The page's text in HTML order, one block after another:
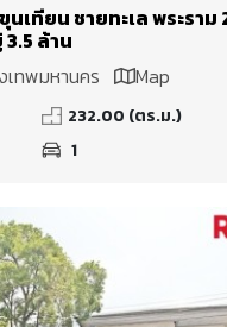
เทียน ชายทะเล พระราม
ล้าน
เทพมหานคร
Map
232.00 (ตร.ม.)
1